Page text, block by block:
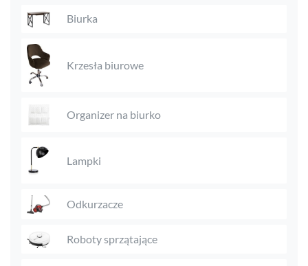
Biurka
Krzesła biurowe
Organizer na biurko
Lampki
Odkurzacze
Roboty sprzątające